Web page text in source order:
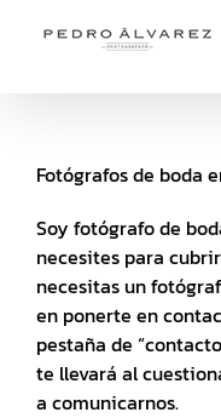
Fotógrafos de boda
Soy fotógrafo de
necesites para
necesitas un
en ponerte en
pestaña de
te llevará al
a comunicarnos.